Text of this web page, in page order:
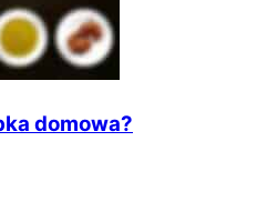
domowa?